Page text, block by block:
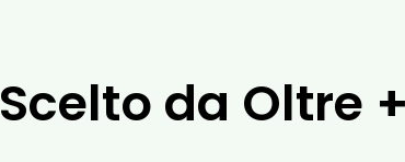
Scelto da Oltre